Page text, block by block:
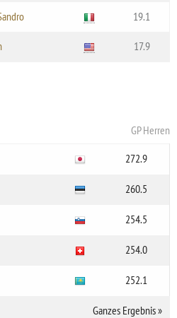
19.1
17.9
GP Herren
272.9
260.5
254.5
254.0
252.1
Ganzes Ergebnis»